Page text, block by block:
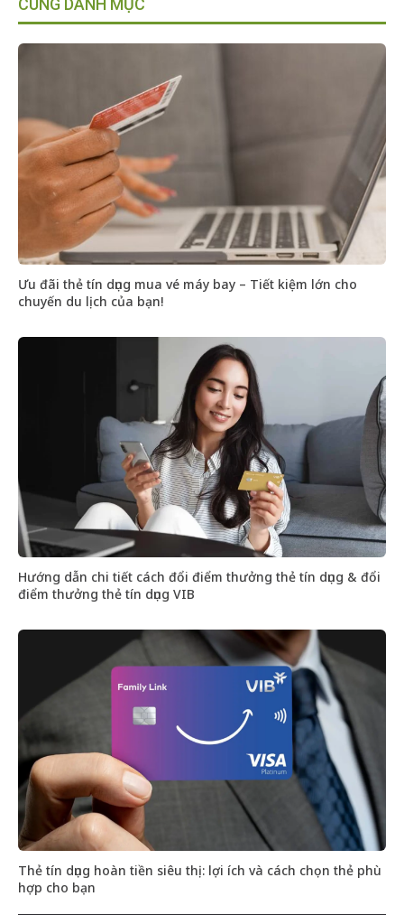
CÙNG DANH MỤC
Ưu đãi thẻ tín dụng mua vé máy bay – Tiết kiệm lớn cho
chuyến du lịch của bạn!
Hướng dẫn chi tiết cách đổi điểm thưởng thẻ tín dụng & đổi
điểm thưởng thẻ tín dụng VIB
Thẻ tín dụng hoàn tiền siêu thị: lợi ích và cách chọn thẻ phù
hợp cho bạn